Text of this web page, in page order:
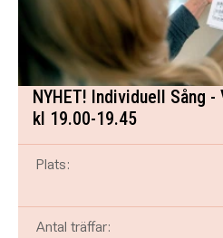
NYHET! Individuell Sång
kl 19.00-19.45
Plats:
Antal träffar: